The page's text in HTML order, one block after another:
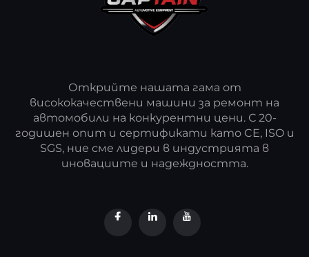
Открийте нашата гама от
висококачествени машини за ремонт на
автомобили на конкурентни цени. С 20-
годишен опит и сертификати като CE, ISO и
SGS, ние сме лидери в индустрията в
иновациите и надеждността.